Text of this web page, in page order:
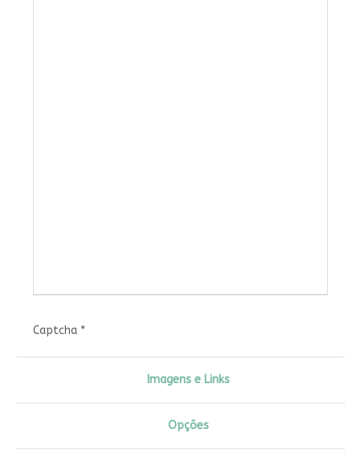
Captcha*
Imagens e Links
Opções